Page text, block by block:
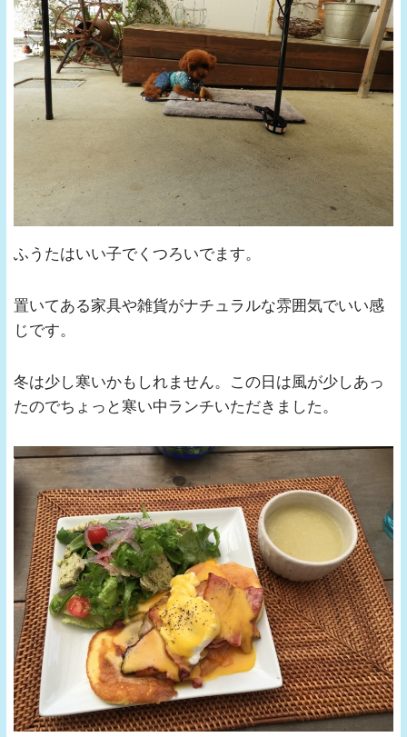
ふうたはいい子でくつろいでます。
置いてある家具や雑貨がナチュラルな雰囲気でいい感
じです。
冬は少し寒いかもしれません。この日は風が少しあっ
たのでちょっと寒い中ランチいただきました。